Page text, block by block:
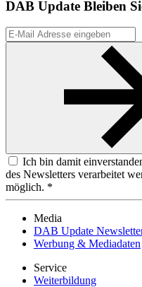
DAB Update Bleiben
Ich bin damit
des Newsletters verarbeitet
möglich. *
Media
DAB Update
Werbung & Mediadaten
Service
Weiterbildung